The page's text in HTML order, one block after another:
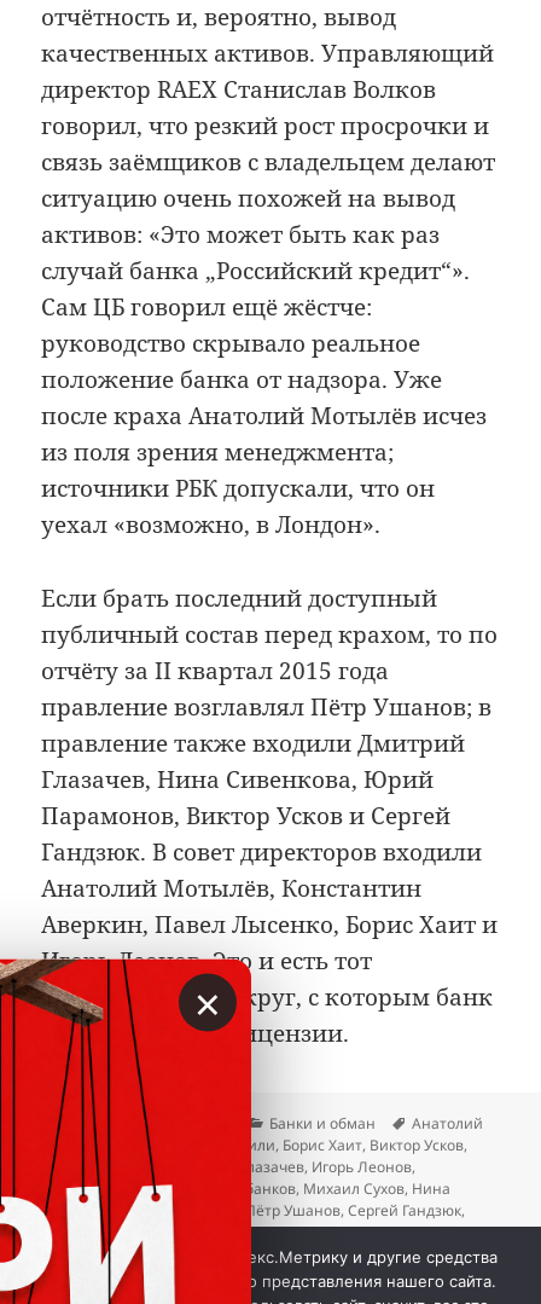
отчётность и, вероятно, вывод
качественных активов. Управляющий
директор RAEX Станислав Волков
говорил, что резкий рост просрочки и
связь заёмщиков с владельцем делают
ситуацию очень похожей на вывод
активов: «Это может быть как раз
случай банка „Российский кредит“».
Сам ЦБ говорил ещё жёстче:
руководство скрывало реальное
положение банка от надзора. Уже
после краха Анатолий Мотылёв исчез
из поля зрения менеджмента;
источники РБК допускали, что он
уехал «возможно, в Лондон».
Если брать последний доступный
публичный состав перед крахом, то по
отчёту за II квартал 2015 года
правление возглавлял Пётр Ушанов; в
правление также входили Дмитрий
Глазачев, Нина Сивенкова, Юрий
Парамонов, Виктор Усков и Сергей
Гандзюк. В совет директоров входили
Анатолий Мотылёв, Константин
Аверкин, Павел Лысенко, Борис Хаит и
Игорь Леонов. Это и есть тот
управленческий круг, с которым банк
встретил отзыв лицензии.
Опубликовано
04.06.2026 Рубрики
Банки и обман Метки
Анатолий
Мотылёв
Бидзина Иванишвили, Борис Хаит, Виктор Усков,
Виталий Малкин
Дмитрий Глазачев, Игорь Леонов,
Константин Аверкин
Крахи банков, Михаил Сухов, Нина
Сивенкова
,Павел Лысенко Пётр Ушанов,Сергей Гандзюк,
Сергей Мосин
Сергей Швецов,Станислав Волков,Юрий
Парамонов
Добавить комментарийк записи «Российский
Мы используем куки, Яндекс.Метрику и другие средства
аналитики для наилучшего представления нашего сайта.
×